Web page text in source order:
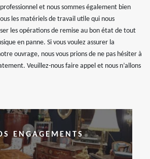
et nous sommes également bien
les matériels de travail utile qui nous
les opérations de remise au bon état de tout
en panne. Si vous voulez assurer la
ouvrage, nous vous prions de ne pas hésiter à
Veuillez-nous faire appel et nous n’allons
ENGAGEMENTS